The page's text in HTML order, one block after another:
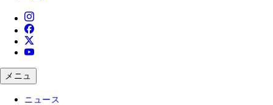
メニュ
ニュース